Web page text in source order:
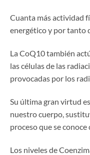
Cuanta más actividad
energético y por tanto
La CoQ10 también
las células de las
provocadas por los
Su última gran virtud
nuestro cuerpo,
proceso que se
Los niveles de